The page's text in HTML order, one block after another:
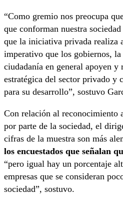
“Como gremio nos preocupa
que conforman nuestra
que la iniciativa privada realiza
imperativo que los gobiernos,
ciudadanía en general apoyen y
estratégica del sector privado y
para su desarrollo”, sostuvo
Con relación al reconocimiento
por parte de la sociedad, el
cifras de la muestra son más
los encuestados que señalan
“pero igual hay un porcentaje
empresas que se consideran
sociedad”, sostuvo.